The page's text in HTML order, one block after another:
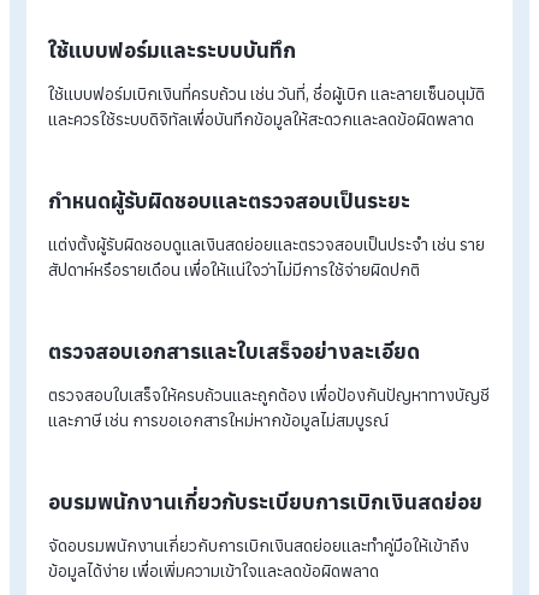
วงเงินสูงสุด และระยะเวลาการคืนเงิน เพื่อป้องกันความเข้าใจผิดแ
การใช้เงินผิดวัตถุประสงค์